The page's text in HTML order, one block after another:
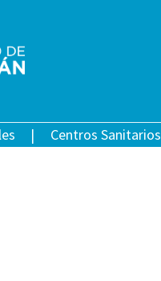
Centros Sanitarios